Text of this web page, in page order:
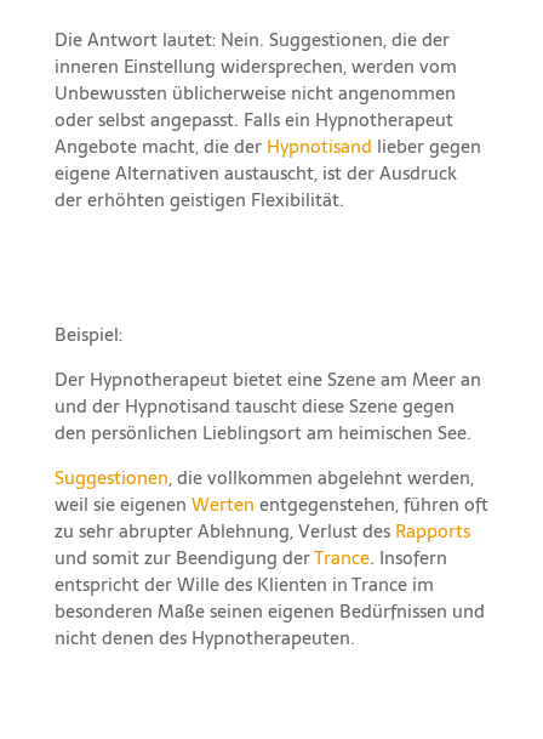
Die Antwort lautet: Nein. Suggestionen, die der
inneren Einstellung widersprechen, werden vom
Unbewussten üblicherweise nicht angenommen
oder selbst angepasst. Falls ein Hypnotherapeut
Angebote macht, die der Hypnotisand lieber gegen
eigene Alternativen austauscht, ist der Ausdruck
der erhöhten geistigen Flexibilität.
Beispiel:
Der Hypnotherapeut bietet eine Szene am Meer an
und der Hypnotisand tauscht diese Szene gegen
den persönlichen Lieblingsort am heimischen See.
Suggestionen, die vollkommen abgelehnt werden,
weil sie eigenen Werten entgegenstehen, führen oft
zu sehr abrupter Ablehnung, Verlust des Rapports
und somit zur Beendigung derTrance. Insofern
entspricht der Wille des Klienten in Trance im
besonderen Maße seinen eigenen Bedürfnissen und
nicht denen des Hypnotherapeuten.